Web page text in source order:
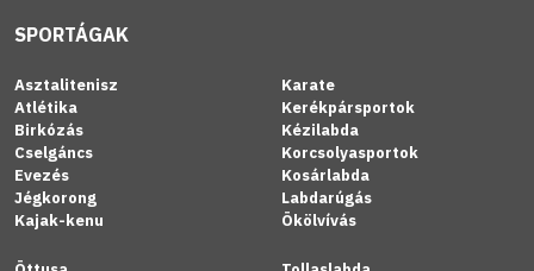
SPORTÁGAK
Asztalitenisz
Atlétika
Birkózás
Cselgáncs
Evezés
Jégkorong
Kajak-kenu
Karate
Kerékpársportok
Kézilabda
Korcsolyasportok
Kosárlabda
Labdarúgás
Ökölvívás